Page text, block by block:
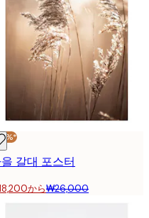
갈대 포스터
から₩26,000